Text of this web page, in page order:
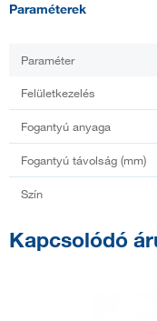
Paraméterek
Paraméter
Felületkezelés
Fogantyú anyaga
Fogantyú távolság (mm)
Szín
Kapcsolódó